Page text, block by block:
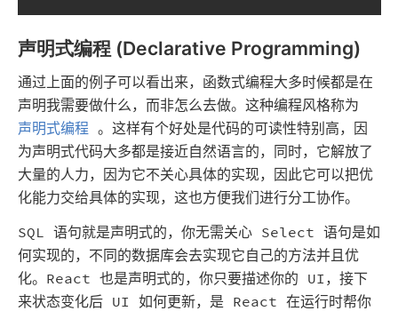
声明式编程 (Declarative Programming)
通过上面的例子可以看出来，函数式编程大多时候都是在
声明我需要做什么，而非怎么去做。这种编程风格称为
声明式编程 。这样有个好处是代码的可读性特别高，因
为声明式代码大多都是接近自然语言的，同时，它解放了
大量的人力，因为它不关心具体的实现，因此它可以把优
化能力交给具体的实现，这也方便我们进行分工协作。
SQL 语句就是声明式的，你无需关心 Select 语句是如
何实现的，不同的数据库会去实现它自己的方法并且优
化。React 也是声明式的，你只要描述你的 UI，接下
来状态变化后 UI 如何更新，是 React 在运行时帮你